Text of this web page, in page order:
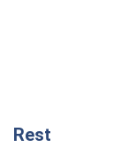
Rest